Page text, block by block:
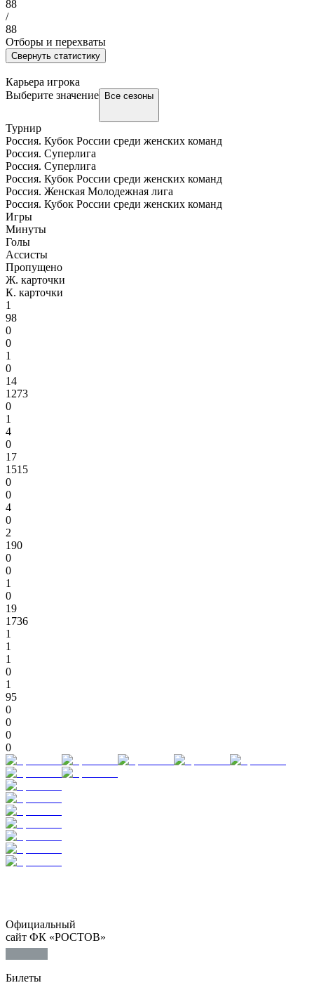
88
/
88
Отборы и перехваты
Свернуть статистику
Карьера игрока
Выберите значение
Все сезоны
Турнир
Россия. Кубок России среди женских команд
Россия. Суперлига
Россия. Суперлига
Россия. Кубок России среди женских команд
Россия. Женская Молодежная лига
Россия. Кубок России среди женских команд
Игры
Минуты
Голы
Ассисты
Пропущено
Ж. карточки
К. карточки
1
98
0
0
1
0
14
1273
0
1
4
0
17
1515
0
0
4
0
2
190
0
0
1
0
19
1736
1
1
1
0
1
95
0
0
0
0
Официальный
сайт ФК «РОСТОВ»
Билеты